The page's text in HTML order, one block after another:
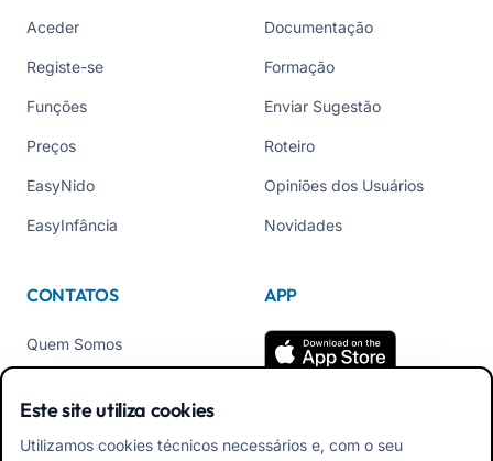
Aceder
Registe-se
Funções
Preços
EasyNido
EasyInfância
Documentação
Formação
Enviar Sugestão
Roteiro
Opiniões dos Usuários
Novidades
CONTATOS
Quem Somos
Tel +39 02 84152514
APP
Baixe o APK do App para
Este site utiliza cookies
Utilizamos cookies técnicos necessários e, com o seu